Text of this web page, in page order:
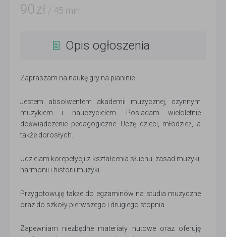
90 zł / 45 min
Opis ogłoszenia
Zapraszam na naukę gry na pianinie.
Jestem absolwentem akademii muzycznej, czynnym
muzykiem i nauczycielem. Posiadam wieloletnie
doświadczenie pedagogiczne. Uczę dzieci, młodzież, a
także dorosłych.
Udzielam korepetycji z kształcenia słuchu, zasad muzyki,
harmonii i historii muzyki.
Przygotowuję także do egzaminów na studia muzyczne
oraz do szkoły pierwszego i drugiego stopnia.
Zapewniam niezbędne materiały nutowe oraz oferuję